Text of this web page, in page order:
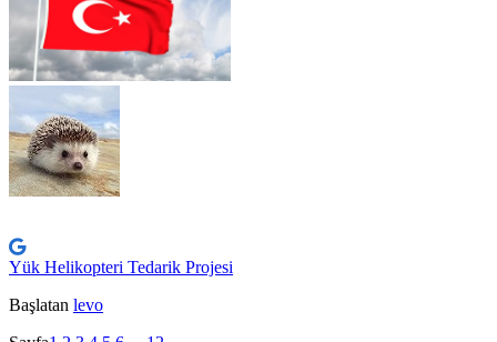
Yük Helikopteri Tedarik Projesi
Başlatan levo